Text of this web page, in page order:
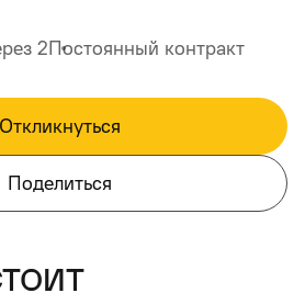
2Постоянный контракт
Откликнуться
Поделиться